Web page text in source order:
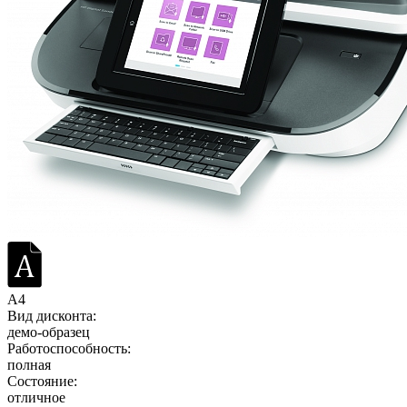
A4
Вид дисконта:
демо-образец
Работоспособность:
полная
Состояние:
отличное